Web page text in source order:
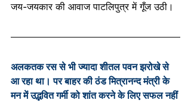
जय-जयकार की आवाज पाटलिपुत्र में गूँज उठी।
अलकतक रस से भी ज्यादा शीतल पवन झरोखे से
आ रहा था। पर बाहर की ठंड मित्रानन्द मंत्री के
मन में उद्भवित गर्मी को शांत करने के लिए सफल नहीं